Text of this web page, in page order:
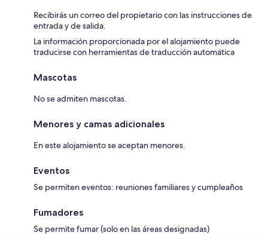
Recibirás un correo del propietario con las instrucciones de
entrada y de salida.
La información proporcionada por el alojamiento puede
traducirse con herramientas de traducción automática
Mascotas
No se admiten mascotas.
Menores y camas adicionales
En este alojamiento se aceptan menores.
Eventos
Se permiten eventos: reuniones familiares y cumpleaños
Fumadores
Se permite fumar (solo en las áreas designadas)